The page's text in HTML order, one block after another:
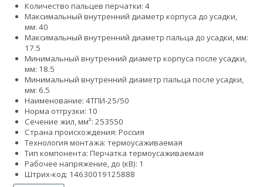
Количество пальцев перчатки: 4
Максимальный внутренний диаметр корпуса до усадки,
мм: 40
Максимальный внутренний диаметр пальца до усадки, мм:
17.5
Минимальный внутренний диаметр корпуса после усадки,
мм: 18.5
Минимальный внутренний диаметр пальца после усадки,
мм: 6.5
Наименование: 4ТПИ-25/50
Норма отгрузки: 10
Сечение жил, мм²: 253550
Страна происхождения: Россия
Технология монтажа: термоусаживаемая
Тип компонента: Перчатка термоусаживаемая
Рабочее напряжение, до (кВ): 1
Штрих-код: 14630019125888